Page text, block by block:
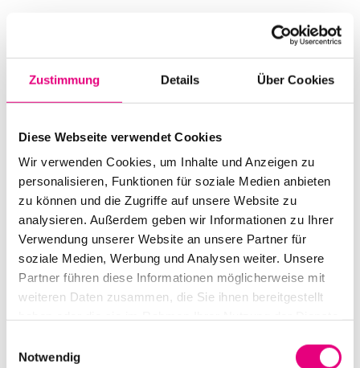
Zustimmung Details Über Cookies
Diese Webseite verwendet Cookies
Wir verwenden Cookies, um Inhalte und Anzeigen zu
personalisieren, Funktionen für soziale Medien anbieten
zu können und die Zugriffe auf unsere Website zu
analysieren. Außerdem geben wir Informationen zu Ihrer
Verwendung unserer Website an unsere Partner für
soziale Medien, Werbung und Analysen weiter. Unsere
Partner führen diese Informationen möglicherweise mit
weiteren Daten zusammen, die Sie ihnen bereitgestellt
Notwendig
Diese Veranstaltung ist bereits ausverkauft
19